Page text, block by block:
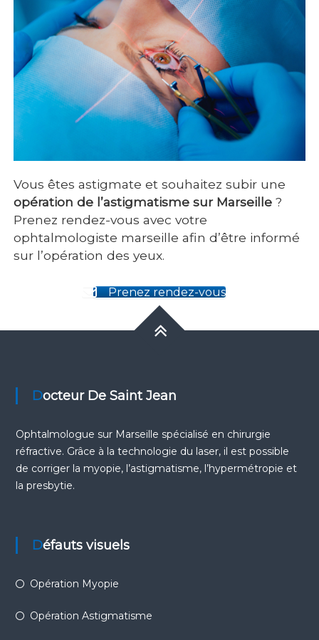
Vous êtes astigmate et souhaitez subir une
opération de l’astigmatisme sur Marseille ?
Prenez rendez-vous avec votre
ophtalmologiste marseille afin d’être informé
sur l’opération des yeux.
Prenez rendez-vous
Docteur De Saint Jean
Ophtalmologue sur Marseille spécialisé en chirurgie
réfractive. Grâce à la technologie du laser, il est possible
de corriger la myopie, l’astigmatisme, l’hypermétropie et
la presbytie.
Défauts visuels
Opération Myopie
Opération Astigmatisme